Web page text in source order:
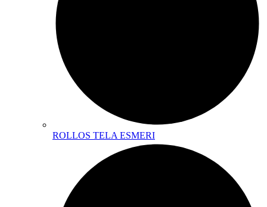
ROLLOS TELA ESMERI